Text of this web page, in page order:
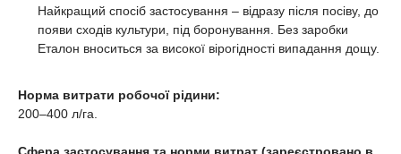
Найкращий спосіб застосування – відразу після посіву, до
появи сходів культури, під боронування. Без заробки
Еталон вноситься за високої вірогідності випадання дощу.
Норма витрати робочої рідини:
200–400 л/га.